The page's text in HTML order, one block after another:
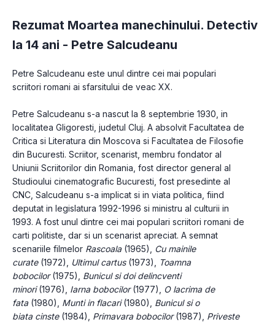
Rezumat Moartea manechinului. Detectiv
la 14 ani - Petre Salcudeanu
Petre Salcudeanu este unul dintre cei mai populari
scriitori romani ai sfarsitului de veac XX.
Petre Salcudeanu s-a nascut la 8 septembrie 1930, in
localitatea Gligoresti, judetul Cluj. A absolvit Facultatea de
Critica si Literatura din Moscova si Facultatea de Filosofie
din Bucuresti. Scriitor, scenarist, membru fondator al
Uniunii Scriitorilor din Romania, fost director general al
Studioului cinematografic Bucuresti, fost presedinte al
CNC, Salcudeanu s-a implicat si in viata politica, fiind
deputat in legislatura 1992-1996 si ministru al culturii in
1993. A fost unul dintre cei mai populari scriitori romani de
carti politiste, dar si un scenarist apreciat. A semnat
scenariile filmelor Rascoala (1965),
Cu mainile
curate (1972), Ultimul cartus (1973),
Toamna
bobocilor (1975), Bunicul si doi delincventi
minori (1976), Iarna bobocilor (1977),
O lacrima de
fata (1980), Munti in flacari (1980), Bunicul si o
biata cinste (1984), Primavara bobocilor (1987), Priveste